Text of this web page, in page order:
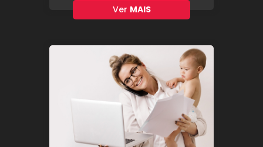
Ver MAIS